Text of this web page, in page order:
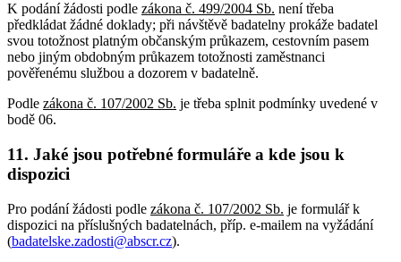
K podání žádosti podle zákona č. 499/2004 Sb. není třeba
předkládat žádné doklady; při návštěvě badatelny prokáže badatel
svou totožnost platným občanským průkazem, cestovním pasem
nebo jiným obdobným průkazem totožnosti zaměstnanci
pověřenému službou a dozorem v badatelně.
Podle zákona č. 107/2002 Sb. je třeba splnit podmínky uvedené v
bodě 06.
11. Jaké jsou potřebné formuláře a kde jsou k
dispozici
Pro podání žádosti podle zákona č. 107/2002 Sb. je formulář k
dispozici na příslušných badatelnách, příp. e-mailem na vyžádání
(badatelske.zadosti@abscr.cz).